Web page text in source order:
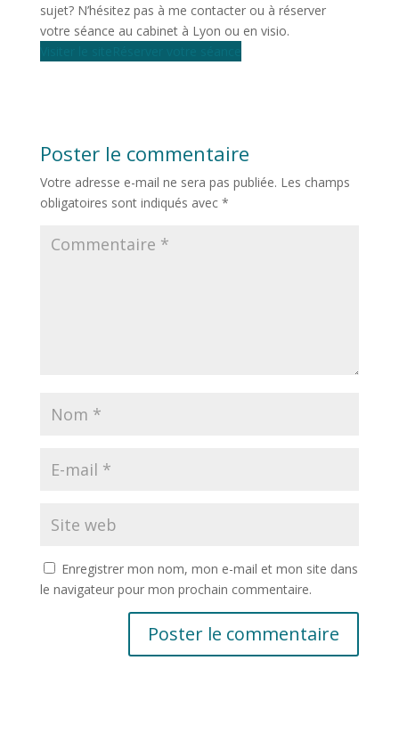
sujet? N’hésitez pas à me contacter ou à réserver
votre séance au cabinet à Lyon ou en visio.
Poster le commentaire
Votre adresse e-mail ne sera pas publiée. Les champs
obligatoires sont indiqués avec *
Enregistrer mon nom, mon e-mail et mon site dans
le navigateur pour mon prochain commentaire.